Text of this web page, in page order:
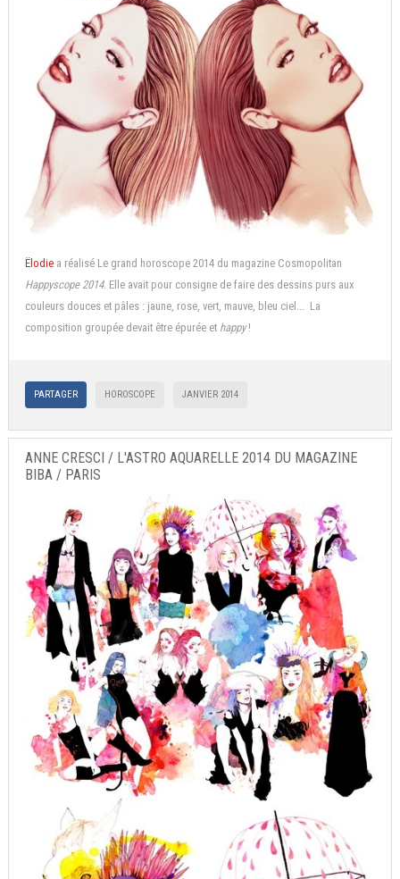
Ëlodie a réalisé Le grand horoscope 2014 du magazine Cosmopolitan
Happyscope 2014. Elle avait pour consigne de faire des dessins purs aux
couleurs douces et pâles : jaune, rose, vert, mauve, bleu ciel... La
composition groupée devait être épurée et happy!
PARTAGER HOROSCOPE JANVIER 2014
ANNE CRESCI / L'ASTRO AQUARELLE 2014 DU MAGAZINE
BIBA / PARIS